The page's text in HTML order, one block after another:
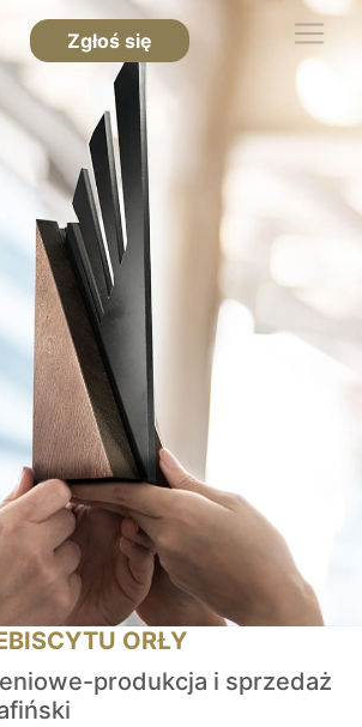
Zgłoś się
ORŁY
produkcja i sprzedaż